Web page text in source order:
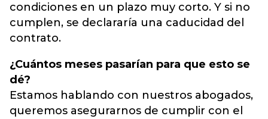
condiciones en un plazo muy corto. Y si no
cumplen, se declararía una caducidad del
contrato.
¿Cuántos meses pasarían para que esto se
dé?
Estamos hablando con nuestros abogados,
queremos asegurarnos de cumplir con el